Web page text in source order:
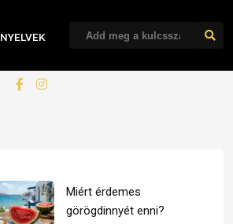
NYELVEK
Miért érdemes
görögdinnyét enni?